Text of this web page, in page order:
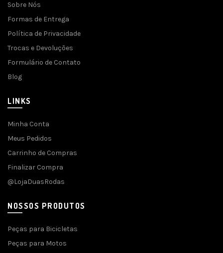
Sobre Nós
Formas de Entrega
Política de Privacidade
Trocas e Devoluções
Formulário de Contato
Blog
LINKS
Minha Conta
Meus Pedidos
Carrinho de Compras
Finalizar Compra
@LojaDuasRodas
NOSSOS PRODUTOS
Peças para Bicicletas
Peças para Motos